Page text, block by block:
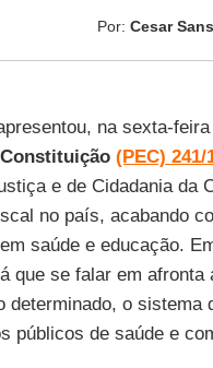
Por: Cesar
na sexta-
(PEC) 241/
e de Cidadania da
no país, acabando
saúde e educação.
que se falar em afronta
determinado, o sistema
públicos de saúde e